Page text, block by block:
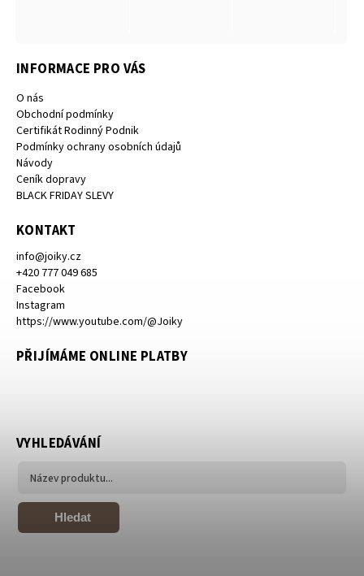
INFORMACE PRO VÁS
O nás
Obchodní podmínky
Certifikát Rodinný Podnik
Podmínky ochrany osobních údajů
Návody
Ceník dopravy
BLACK FRIDAY SLEVY
KONTAKT
info@joiky.cz
+420 777 049 685
Facebook
Instagram
https://www.youtube.com/@Joiky
PŘIJÍMÁME ONLINE PLATBY
VYHLEDÁVÁNÍ
Hledat